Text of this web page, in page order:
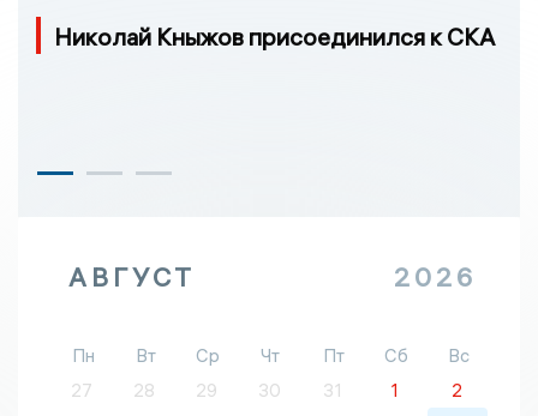
Николай Кныжов присоединился к СКА
АВГУСТ 2026
Пн Вт Ср Чт Пт Сб
Вс
27
28 29 30 31 1
2